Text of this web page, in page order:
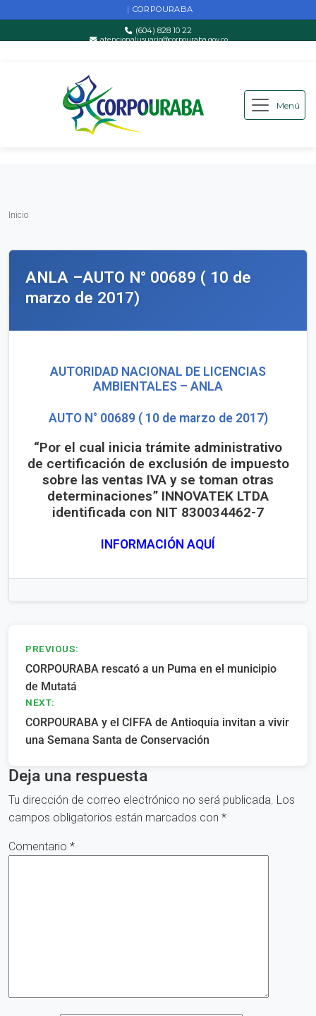
Saltar al contenido principal
(604) 828 10 22
atencionalusuario@corpouraba.gov.co
Menú
Inicio
ANLA –AUTO N° 00689 ( 10 de
marzo de 2017)
AUTORIDAD NACIONAL DE LICENCIAS
AMBIENTALES – ANLA
AUTO N° 00689 ( 10 de marzo de 2017)
“Por el cual inicia trámite administrativo
de certificación de exclusión de impuesto
sobre las ventas IVA y se toman otras
determinaciones” INNOVATEK LTDA
identificada con NIT 830034462-7
INFORMACIÓN AQUÍ
Navegación
de
entradas
PREVIOUS:
CORPOURABA rescató a un Puma en el municipio
de Mutatá
NEXT:
CORPOURABA y el CIFFA de Antioquia invitan a vivir
una Semana Santa de Conservación
Deja una respuesta
Tu dirección de correo electrónico no será publicada. Los
campos obligatorios están marcados con *
Comentario *